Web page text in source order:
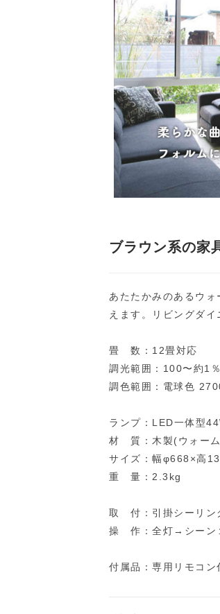
ブラウン系の家
あたたかみのあるウ
えます。リビングダイ
畳 数：12畳対応
調光範囲：100〜約1
調色範囲：電球色
ランプ：LED一体型
材 質：木製(ウォー
サイズ：幅φ668×高
重 量：2.3kg
取 付：引掛シーリン
操 作：全灯→シーン
付属品：専用リモコン